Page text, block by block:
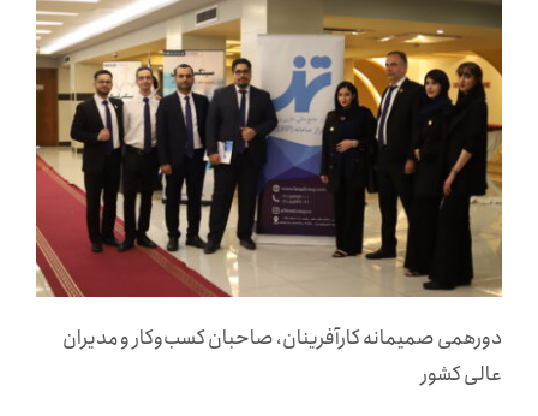
تماس با ما
پایگاه دانش
راهکارهای صنایع
دورهمی صمیمانه کارآفرینان، صاحبان کسب‌وکار و مدیران
عالی کشور